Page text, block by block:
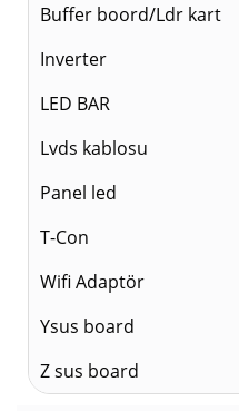
Buffer boord/Ldr kart
Inverter
LED BAR
Lvds kablosu
Panel led
T-Con
Wifi Adaptör
Ysus board
Z sus board